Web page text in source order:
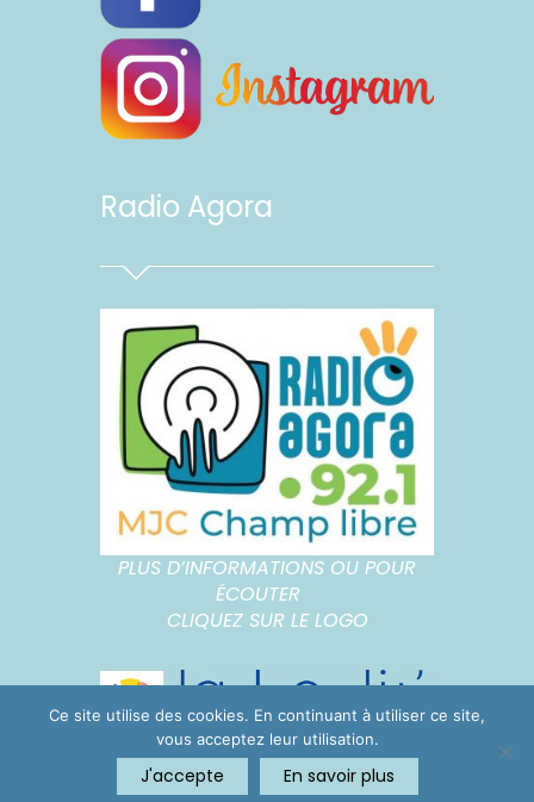
Radio Agora
PLUS D’INFORMATIONS OU POUR
ÉCOUTER
CLIQUEZ SUR LE LOGO
Ce site utilise des cookies. En continuant à utiliser ce site,
vous acceptez leur utilisation.
J'accepte En savoir plus